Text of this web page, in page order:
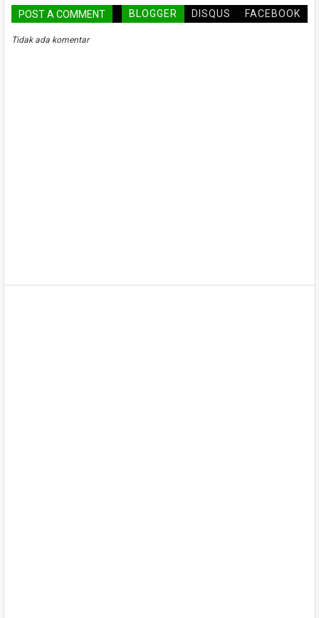
POST A COMMENT BLOGGER DISQUS FACEBOOK
Tidak ada komentar